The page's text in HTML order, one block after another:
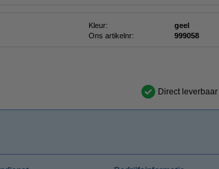
Kleur:
geel
Ons artikelnr: 999058
Direct leverbaar